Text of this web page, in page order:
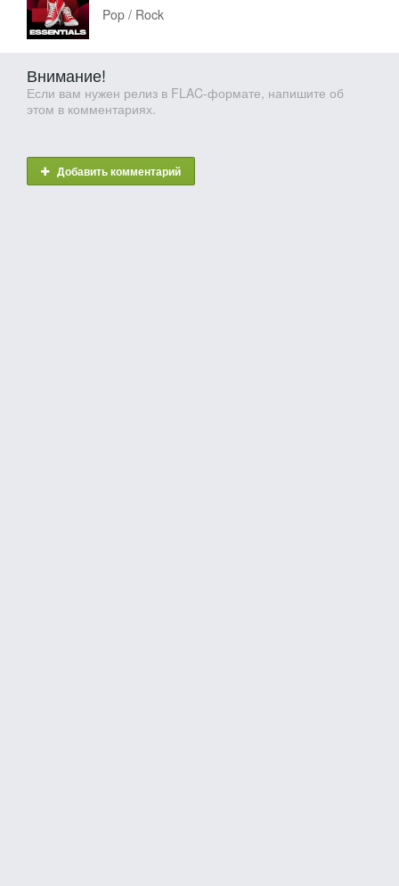
Pop / Rock
Внимание!
Если вам нужен релиз в FLAC-формате, напишите об
этом в комментариях.
Добавить комментарий